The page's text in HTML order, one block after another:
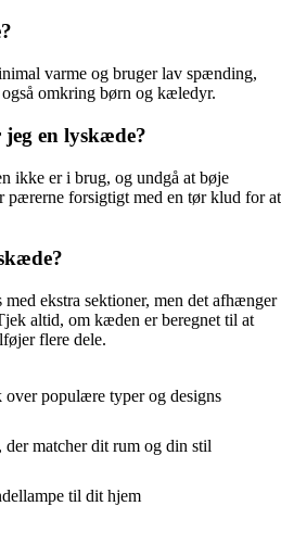
varme og bruger lav spænding,
omkring børn og kæledyr.
en lyskæde?
ikke er i brug, og undgå at bøje
pærerne forsigtigt med en tør klud for at
ekstra sektioner, men det afhænger
altid, om kæden er beregnet til at
flere dele.
populære typer og designs
matcher dit rum og din stil
til dit hjem